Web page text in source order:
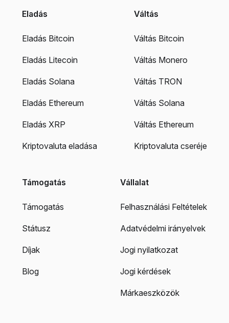
Eladás
Eladás Bitcoin
Eladás Litecoin
Eladás Solana
Eladás Ethereum
Eladás XRP
Kriptovaluta eladása
Váltás
Váltás Bitcoin
Váltás Monero
Váltás TRON
Váltás Solana
Váltás Ethereum
Kriptovaluta cseréje
Támogatás
Támogatás
Státusz
Díjak
Blog
Vállalat
Felhasználási Feltételek
Adatvédelmi irányelvek
Jogi nyilatkozat
Jogi kérdések
Márkaeszközök